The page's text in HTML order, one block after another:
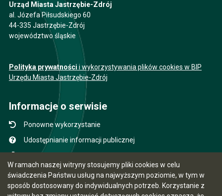
W ramach naszej witryny stosujemy pliki cookies w celu
świadczenia Państwu usług na najwyższym poziomie, w tym w
sposób dostosowany do indywidualnych potrzeb. Korzystanie z
Urząd Miasta Jastrzębie-Zdrój
al. Józefa Piłsudskiego 60
44-335 Jastrzębie-Zdrój
województwo śląskie
Polityka prywatności i wykorzystywania plików cookies w BIP
Urzędu Miasta Jastrzębie-Zdrój
Informacje o serwisie
Ponowne wykorzystanie
Udostępnianie informacji publicznej
Instrukcja obsługi
Statystyki oglądalności